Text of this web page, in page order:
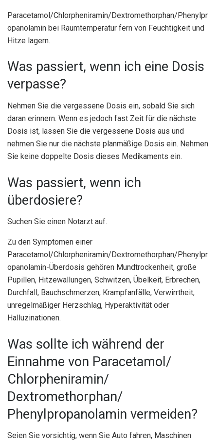
Paracetamol/Chlorpheniramin/Dextromethorphan/Phenylpr
opanolamin bei Raumtemperatur fern von Feuchtigkeit und
Hitze lagern.
Was passiert, wenn ich eine Dosis
verpasse?
Nehmen Sie die vergessene Dosis ein, sobald Sie sich
daran erinnern. Wenn es jedoch fast Zeit für die nächste
Dosis ist, lassen Sie die vergessene Dosis aus und
nehmen Sie nur die nächste planmäßige Dosis ein. Nehmen
Sie keine doppelte Dosis dieses Medikaments ein.
Was passiert, wenn ich
überdosiere?
Suchen Sie einen Notarzt auf.
Zu den Symptomen einer
Paracetamol/Chlorpheniramin/Dextromethorphan/Phenylpr
opanolamin-Überdosis gehören Mundtrockenheit, große
Pupillen, Hitzewallungen, Schwitzen, Übelkeit, Erbrechen,
Durchfall, Bauchschmerzen, Krampfanfälle, Verwirrtheit,
unregelmäßiger Herzschlag, Hyperaktivität oder
Halluzinationen.
Was sollte ich während der
Einnahme von Paracetamol/
Chlorpheniramin/
Dextromethorphan/
Phenylpropanolamin vermeiden?
Seien Sie vorsichtig, wenn Sie Auto fahren, Maschinen